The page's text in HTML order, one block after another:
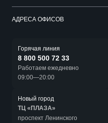
АДРЕСА ОФИСОВ
Горячая линия
8 800 500 72 33
Работаем ежедневно
09:00—20:00
Новый город
ТЦ «ПЛАЗА»
проспект Ленинского